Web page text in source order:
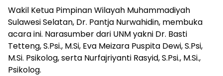
Wakil Ketua Pimpinan Wilayah Muhammadiyah
Sulawesi Selatan, Dr. Pantja Nurwahidin, membuka
acara ini. Narasumber dari UNM yakni Dr. Basti
Tetteng, S.Psi., M.Si, Eva Meizara Puspita Dewi, S.Psi,
M.Si. Psikolog, serta Nurfajriyanti Rasyid, S.Psi., M.Si.,
Psikolog.